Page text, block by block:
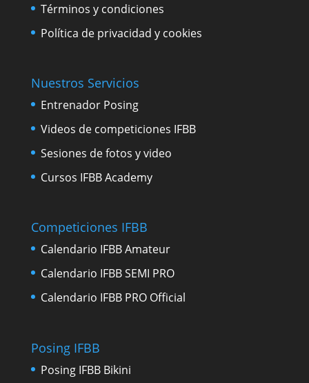
Términos y condiciones
Política de privacidad y cookies
Nuestros Servicios
Entrenador Posing
Videos de competiciones IFBB
Sesiones de fotos y video
Cursos IFBB Academy
Competiciones IFBB
Calendario IFBB Amateur
Calendario IFBB SEMI PRO
Calendario IFBB PRO Official
Posing IFBB
Posing IFBB Bikini